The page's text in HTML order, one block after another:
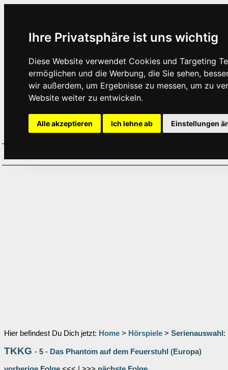
Ihre Privatsphäre ist uns wichtig
Diese Website verwendet Cookies und Targeting
ermöglichen und die Werbung, die Sie sehen,
wir außerdem, um Ergebnisse zu messen, um zu
Website weiter zu entwickeln.
Alle akzeptieren Ich lehne ab Einstellungen
Hier befindest Du Dich jetzt: Home > Hörspiele > Serienauswahl :
TKKG - 5 - Das Phantom auf dem Feuerstuhl (Europa)